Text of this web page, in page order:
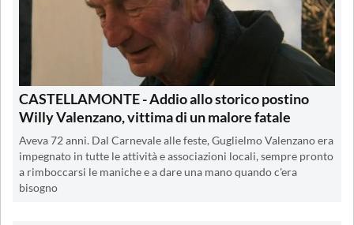
CASTELLAMONTE - Addio allo storico postino
Willy Valenzano, vittima di un malore fatale
Aveva 72 anni. Dal Carnevale alle feste, Guglielmo Valenzano era
impegnato in tutte le attività e associazioni locali, sempre pronto
a rimboccarsi le maniche e a dare una mano quando c'era
bisogno